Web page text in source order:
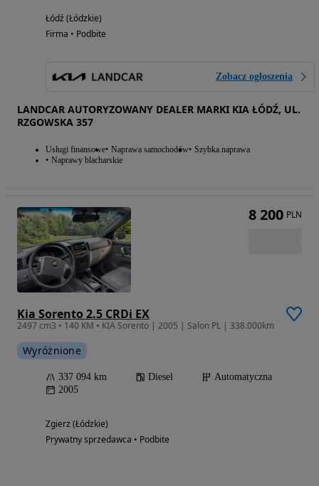
Łódź (Łódzkie)
Firma • Podbite
Zobacz ogłoszenia
LANDCAR AUTORYZOWANY DEALER MARKI KIA ŁÓDŹ, UL.
RZGOWSKA 357
Usługi finansowe Naprawa samochodów Szybka naprawa
Naprawy blacharskie
Kia Sorento 2.5 CRDi EX
2497 cm3 • 140 KM • KIA Sorento | 2005 | Salon PL | 338.000km
Wyróżnione
337 094 km Diesel
Automatyczna
2005
Zgierz (Łódzkie)
Prywatny sprzedawca • Podbite
8 200 PLN